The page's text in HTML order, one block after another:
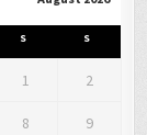
S S
1 2
8 9